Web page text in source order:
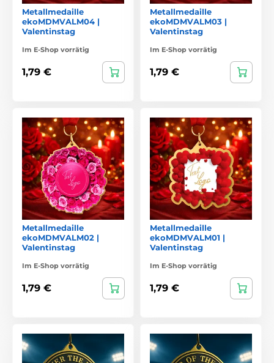
Metallmedaille
ekoMDMVALM04 |
Valentinstag
Im E-Shop vorrätig
1,79 €
Metallmedaille
ekoMDMVALM03 |
Valentinstag
Im E-Shop vorrätig
1,79 €
Metallmedaille
ekoMDMVALM02 |
Valentinstag
Im E-Shop vorrätig
1,79 €
Metallmedaille
ekoMDMVALM01 |
Valentinstag
Im E-Shop vorrätig
1,79 €